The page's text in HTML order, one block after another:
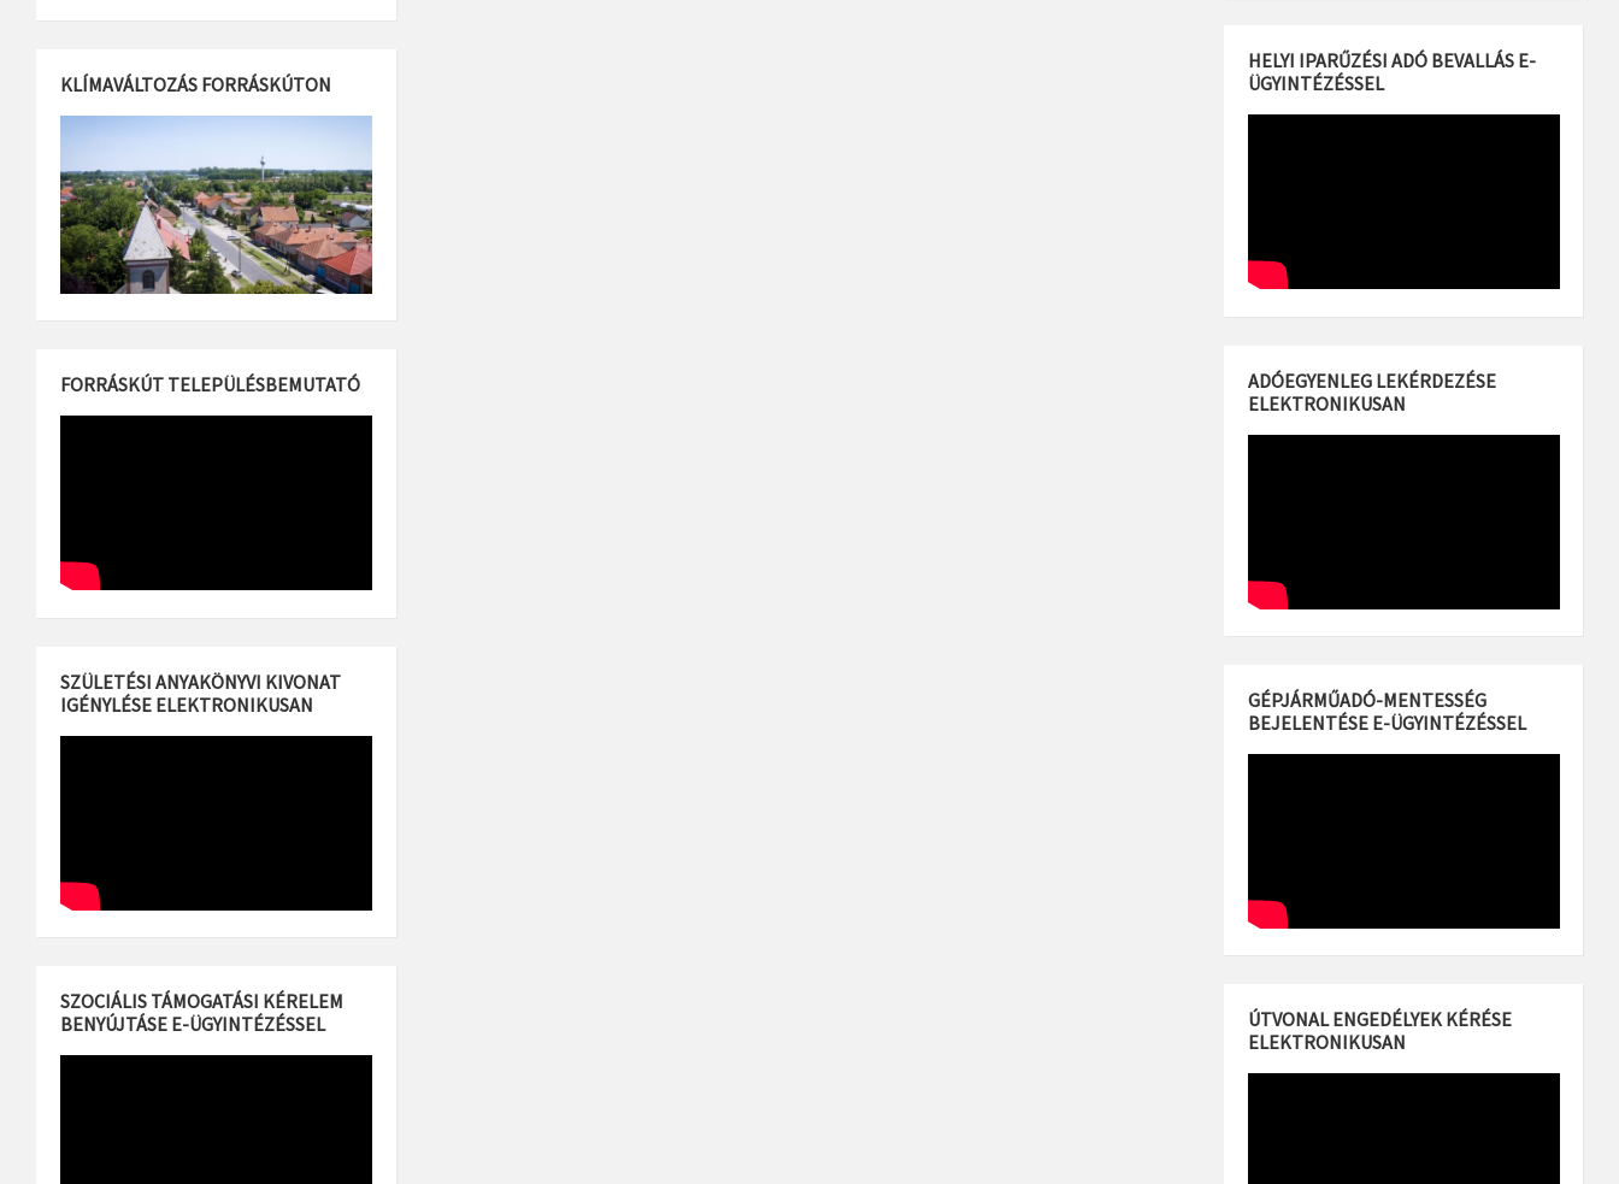
KLÍMAVÁLTOZÁS FORRÁSKÚTON
FORRÁSKÚT TELEPÜLÉSBEMUTATÓ
SZÜLETÉSI ANYAKÖNYVI KIVONAT
IGÉNYLÉSE ELEKTRONIKUSAN
SZOCIÁLIS TÁMOGATÁSI KÉRELEM
BENYÚJTÁSE E-ÜGYINTÉZÉSSEL
HELYI IPARŰZÉSI ADÓ BEVALLÁS E-
ÜGYINTÉZÉSSEL
ADÓEGYENLEG LEKÉRDEZÉSE
ELEKTRONIKUSAN
GÉPJÁRMŰADÓ-MENTESSÉG
BEJELENTÉSE E-ÜGYINTÉZÉSSEL
ÚTVONAL ENGEDÉLYEK KÉRÉSE
ELEKTRONIKUSAN